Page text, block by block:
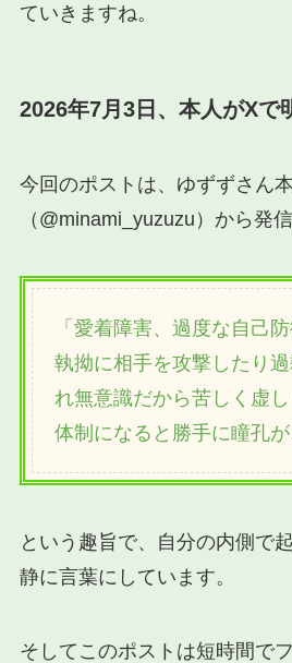
ていきますね。
2026年7月3日、本人がXで
今回のポストは、ゆずずさん
（@minami_yuzuzu）から発
「愛着障害、過度な自己
執拗に相手を攻撃したり
れ無意識だから苦しく虚
体制になると勝手に瞳孔が
という趣旨で、自分の内側で
静に言葉にしています。
そしてこのポストは短時間で